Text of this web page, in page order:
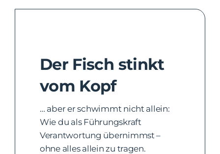
Der Fisch stinkt
vom Kopf
… aber er schwimmt nicht allein:
Wie du als Führungskraft
Verantwortung übernimmst –
ohne alles allein zu tragen.